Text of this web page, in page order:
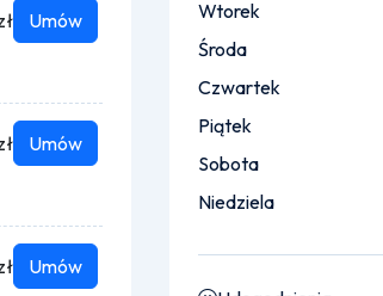
Umów
Umów
Umów
Wtorek
Środa
Czwartek
Piątek
Sobota
Niedziela